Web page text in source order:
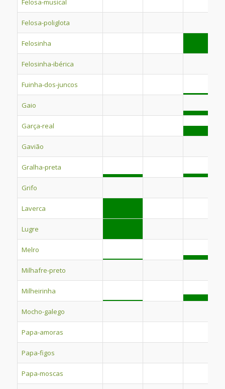
Felosa-musical
Felosa-poliglota
Felosinha
Felosinha-ibérica
Fuinha-dos-juncos
Gaio
Garça-real
Gavião
Gralha-preta
Grifo
Laverca
Lugre
Melro
Milhafre-preto
Milheirinha
Mocho-galego
Papa-amoras
Papa-figos
Papa-moscas